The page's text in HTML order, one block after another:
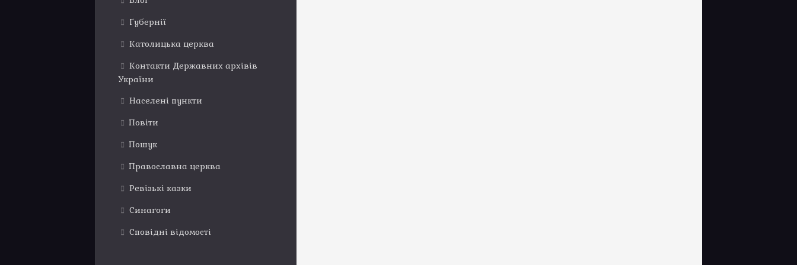
Губернії
Католицька церква
Контакти Державних архівів
України
Населені пункти
Повіти
Пошук
Православна церква
Ревізькі казки
Синагоги
Сповідні відомості